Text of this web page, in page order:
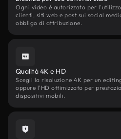
Ogni video è autorizzato per
clienti, siti web e post sui social
obbligo di attribuzione.
Qualità 4K e HD
Scegli la risoluzione 4K per un
oppure l'HD ottimizzato per
dispositivi mobili.